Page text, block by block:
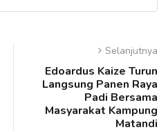
Selanjutnya
Edoardus Kaize Turun
Langsung Panen Raya
Padi Bersama
Masyarakat Kampung
Matandi